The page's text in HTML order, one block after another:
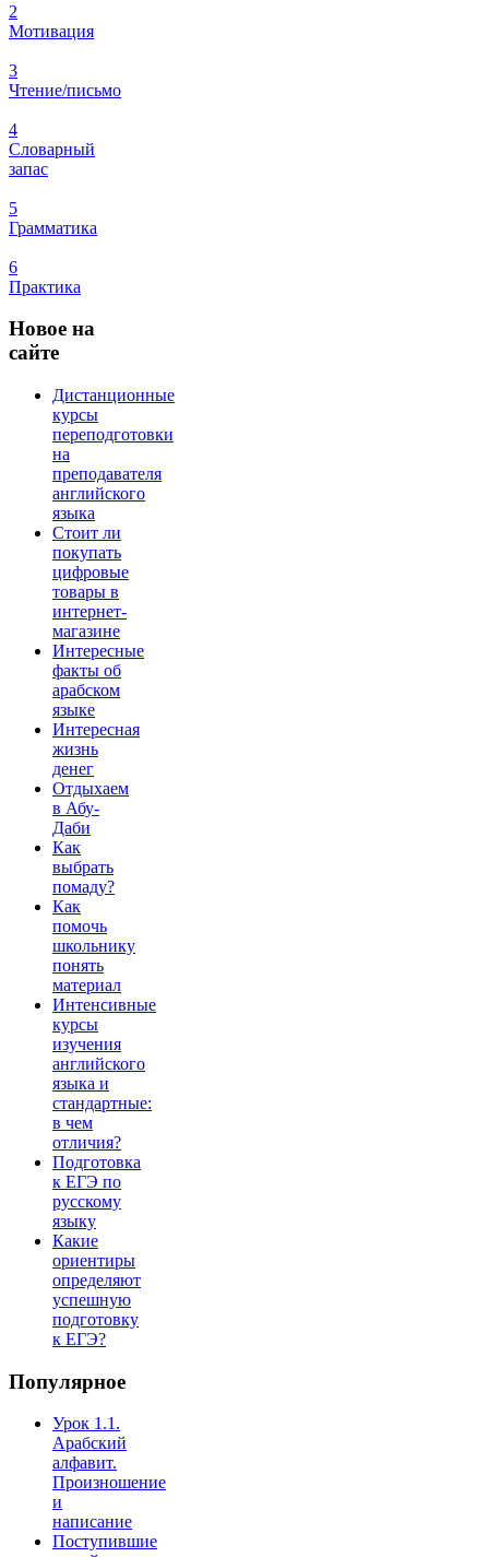
2
Мотивация
3
Чтение/письмо
4
Словарный
запас
5
Грамматика
6
Практика
Новое на
сайте
Дистанционные
курсы
переподготовки
на
преподавателя
английского
языка
Стоит ли
покупать
цифровые
товары в
интернет-
магазине
Интересные
факты об
арабском
языке
Интересная
жизнь
денег
Отдыхаем
в Абу-
Даби
Как
выбрать
помаду?
Как
помочь
школьнику
понять
материал
Интенсивные
курсы
изучения
английского
языка и
стандартные:
в чем
отличия?
Подготовка
к ЕГЭ по
русскому
языку
Какие
ориентиры
определяют
успешную
подготовку
к ЕГЭ?
Популярное
Урок 1.1.
Арабский
алфавит.
Произношение
и
написание
Поступившие